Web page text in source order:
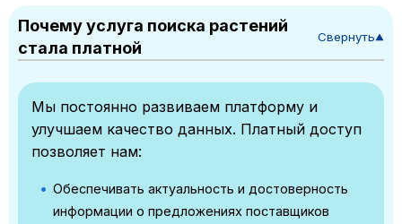
Почему услуга поиска растений
стала платной
Свернуть▼
Мы постоянно развиваем платформу и
улучшаем качество данных. Платный доступ
позволяет нам:
Обеспечивать актуальность и достоверность
информации о предложениях поставщиков